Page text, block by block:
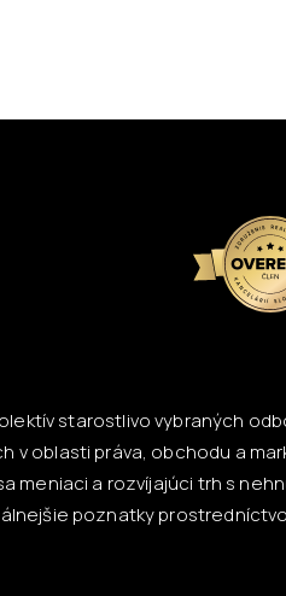
kolektív starostlivo vybraných
v oblasti práva, obchodu a
meniaci a rozvíjajúci trh s
poznatky